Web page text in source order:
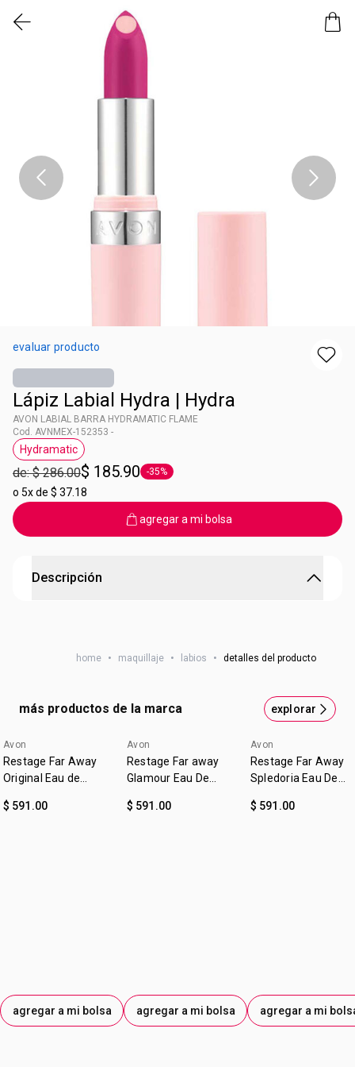
evaluar producto
Lápiz Labial Hydra | Hydra
AVON LABIAL BARRA HYDRAMATIC FLAME
Cod. AVNMEX-152353 -
Etiqueta Hydramatic
Hydramatic
de: $ 286.00$ 185.90 Etiqueta -35%
-35%
o 5x de $ 37.18
agregar a mi bolsa
Descripción
Tono:Hydra Magenta
home • maquillaje • labios • detalles del producto
más productos de la marca explorar
Avon
Restage Far Away
Original Eau de
$ 591.00
agregar a mi bolsa
Avon
Restage Far away
Glamour Eau De
$ 591.00
agregar a mi bolsa
Avon
Restage Far Away
Spledoria Eau De
$ 591.00
agregar a mi